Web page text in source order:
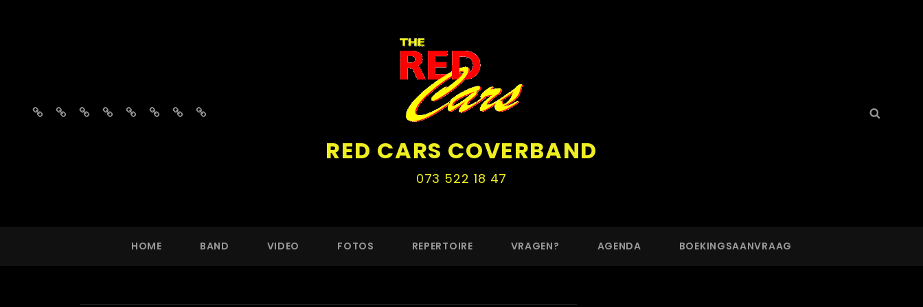
HomeBandVideoFotosRepertoire
Vragen?AgendaBoekingsaanvraag
RED CARS COVERBAND
073 522 18 47
Search
HOME BAND VIDEO FOTOS REPERTOIRE VRAGEN? AGENDA BOEKINGSAANVRAAG